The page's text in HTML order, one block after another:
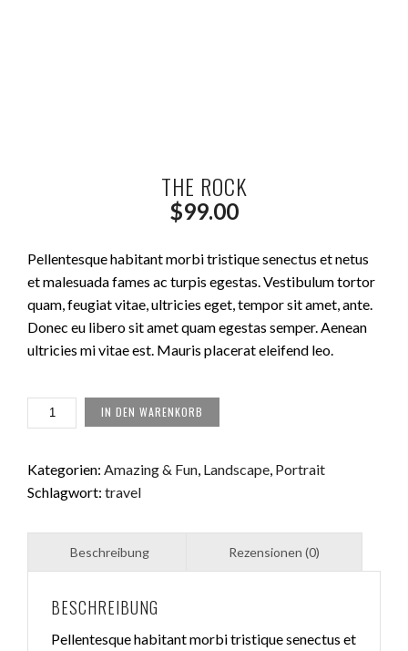
THE ROCK
$99.00
Pellentesque habitant morbi tristique senectus et netus
et malesuada fames ac turpis egestas. Vestibulum tortor
quam, feugiat vitae, ultricies eget, tempor sit amet, ante.
Donec eu libero sit amet quam egestas semper. Aenean
ultricies mi vitae est. Mauris placerat eleifend leo.
ROCK
IN DEN WARENKORB
Kategorien: Amazing & Fun Landscape Portrait
Schlagwort: travel
BESCHREIBUNG
Pellentesque habitant morbi tristique senectus et